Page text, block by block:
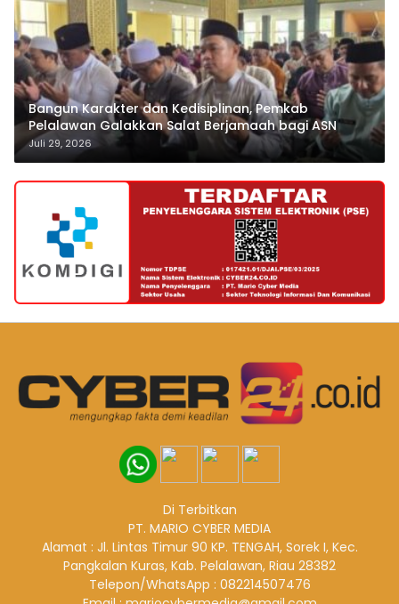
Bangun Karakter dan Kedisiplinan, Pemkab
Pelalawan Galakkan Salat Berjamaah bagi ASN
Juli 29, 2026
Di Terbitkan
PT. MARIO CYBER MEDIA
Alamat : Jl. Lintas Timur 90 KP. TENGAH, Sorek I, Kec.
Pangkalan Kuras, Kab. Pelalawan, Riau 28382
Telepon/WhatsApp : 082214507476